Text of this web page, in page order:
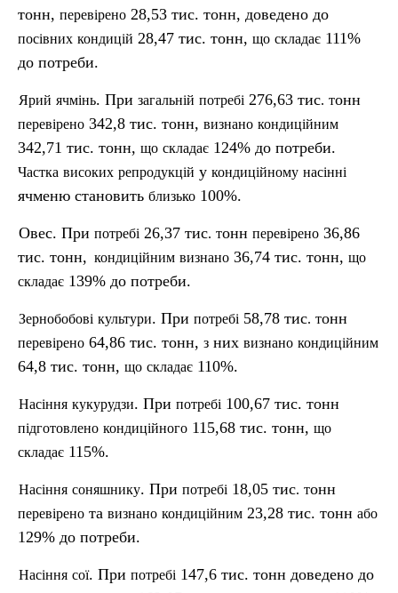
тонн, перевірено 28,53 тис. тонн, доведено до
посівних кондицій 28,47 тис. тонн, що складає 111%
до потреби.
Ярий ячмінь. При загальній потребі 276,63 тис. тонн
перевірено 342,8 тис. тонн, визнано кондиційним
342,71 тис. тонн, що складає 124% до потреби.
Частка високих репродукцій у кондиційному насінні
ячменю становить близько 100%.
Овес. При потребі 26,37 тис. тонн перевірено 36,86
тис. тонн, кондиційним визнано 36,74 тис. тонн, що
складає 139% до потреби.
Зернобобові культури. При потребі 58,78 тис. тонн
перевірено 64,86 тис. тонн, з них визнано кондиційним
64,8 тис. тонн, що складає 110%.
Насіння кукурудзи. При потребі 100,67 тис. тонн
підготовлено кондиційного 115,68 тис. тонн, що
складає 115%.
Насіння соняшнику. При потребі 18,05 тис. тонн
перевірено та визнано кондиційним 23,28 тис. тонн або
129% до потреби.
Насіння сої. При потребі 147,6 тис. тонн доведено до